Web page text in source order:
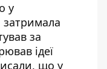
у
затримала
за
ідеї
що у